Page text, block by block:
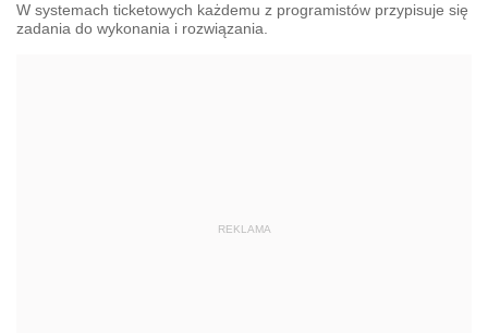
W systemach ticketowych każdemu z programistów przypisuje się
zadania do wykonania i rozwiązania.